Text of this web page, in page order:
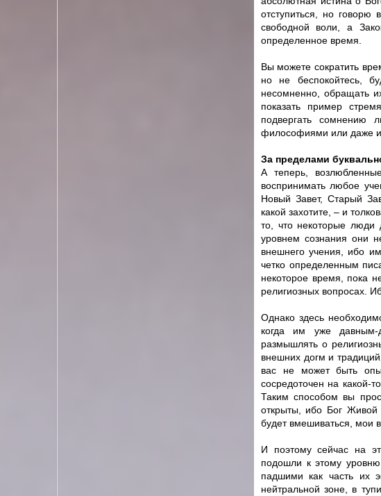
отступиться, но
свободной воли, а
определенное время.
Вы можете сократить
но не беспокойтесь,
несомненно, обращать
показать пример
подвергать сомнению
философиями или даже
За пределами
А теперь,
воспринимать любое
Новый Завет, Старый
какой захотите, – и
то, что некоторые люди
уровнем сознания они
внешнего учения, ибо
четко определенным
некоторое время, пока
религиозных вопросах.
Однако здесь
когда им уже давным-
размышлять о
внешних догм и
вас не может быть
сосредоточен на какой-
Таким способом вы
открыты, ибо Бог
будет вмешиваться, мои
И поэтому сейчас на
подошли к этому
падшими как часть их
нейтральной зоне, в